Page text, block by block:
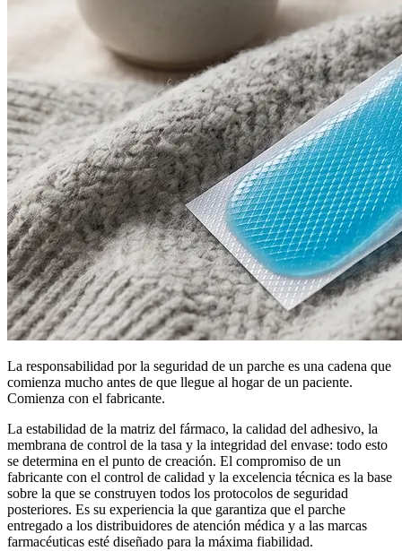
La responsabilidad por la seguridad de un parche es una cadena que
comienza mucho antes de que llegue al hogar de un paciente.
Comienza con el fabricante.
La estabilidad de la matriz del fármaco, la calidad del adhesivo, la
membrana de control de la tasa y la integridad del envase: todo esto
se determina en el punto de creación. El compromiso de un
fabricante con el control de calidad y la excelencia técnica es la base
sobre la que se construyen todos los protocolos de seguridad
posteriores. Es su experiencia la que garantiza que el parche
entregado a los distribuidores de atención médica y a las marcas
farmacéuticas esté diseñado para la máxima fiabilidad.